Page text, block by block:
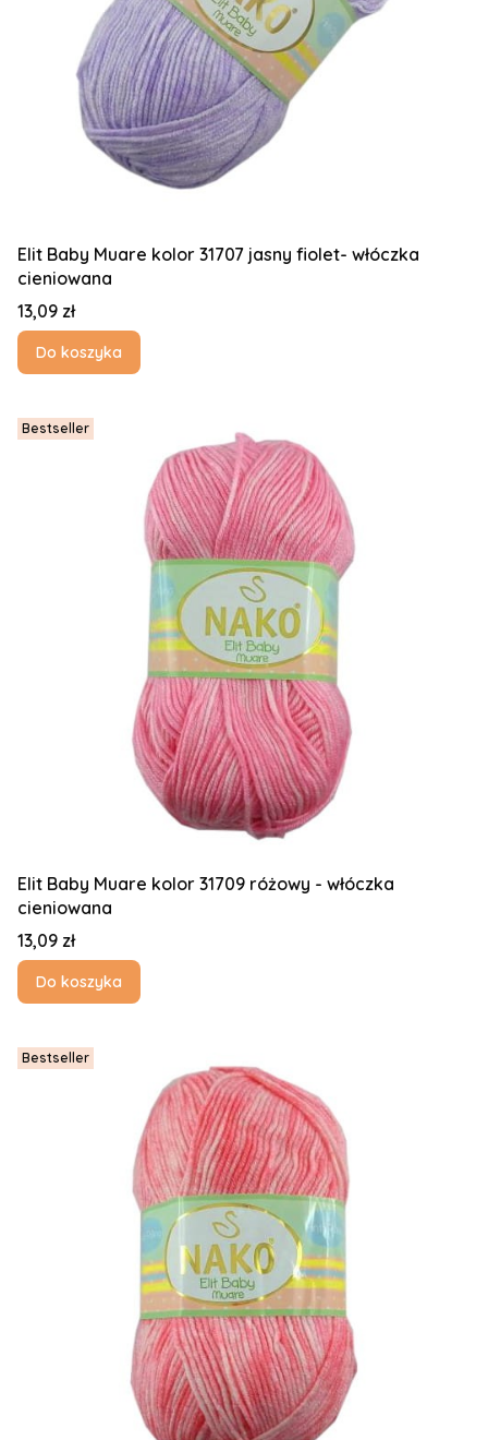
Elit Baby Muare kolor 31707 jasny fiolet- włóczka
cieniowana
Cena
13,09 zł
Do koszyka
Bestseller
Elit Baby Muare kolor 31709 różowy - włóczka
cieniowana
Cena
13,09 zł
Do koszyka
Bestseller